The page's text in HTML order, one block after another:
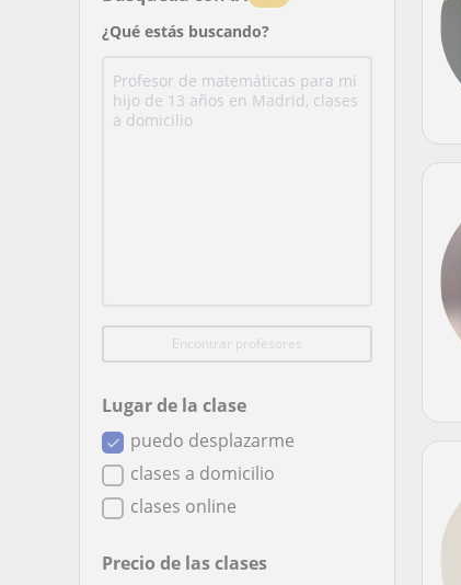
¿Qué estás buscando?
Encontrar profesores
Lugar de la clase
puedo desplazarme
clases a domicilio
clases online
Precio de las clases